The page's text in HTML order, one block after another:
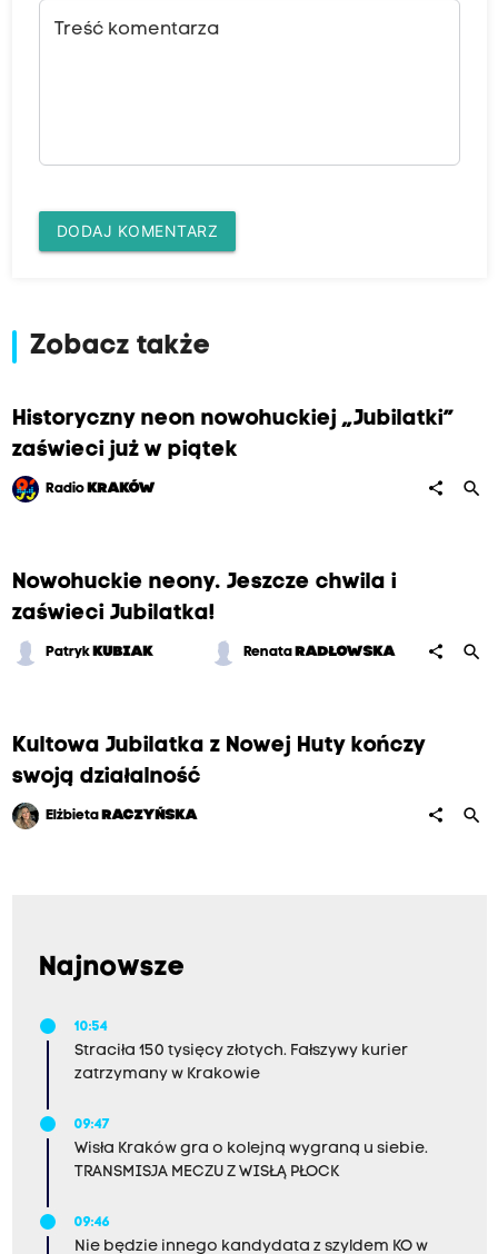
Treść komentarza
DODAJ KOMENTARZ
Zobacz także
Historyczny neon nowohuckiej „Jubilatki”
zaświeci już w piątek
Radio KRAKÓW share search
Nowohuckie neony. Jeszcze chwila i
zaświeci Jubilatka!
Patryk KUBIAK Renata RADŁOWSKA share search
Kultowa Jubilatka z Nowej Huty kończy
swoją działalność
Elżbieta RACZYŃSKA share search
Najnowsze
10:54
Straciła 150 tysięcy złotych. Fałszywy kurier
zatrzymany w Krakowie
09:47
Wisła Kraków gra o kolejną wygraną u siebie.
TRANSMISJA MECZU Z WISŁĄ PŁOCK
09:46
Nie będzie innego kandydata z szyldem KO w